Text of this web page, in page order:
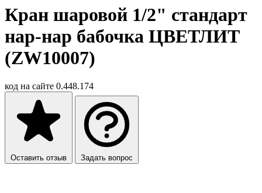
Кран шаровой 1/2" стандарт
нар-нар бабочка ЦВЕТЛИТ
(ZW10007)
код на сайте 0.448.174
Оставить отзыв Задать вопрос